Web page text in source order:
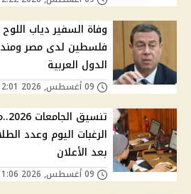
وفاة السفير دياب
فلسطين لدى مصر
الدول العربية
الرغبات اليوم وعدد
بعد الأعلان